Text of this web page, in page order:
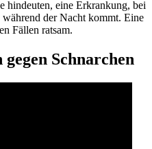
hindeuten, eine Erkrankung, bei
während der Nacht kommt. Eine
Fällen ratsam.
Schnarchen